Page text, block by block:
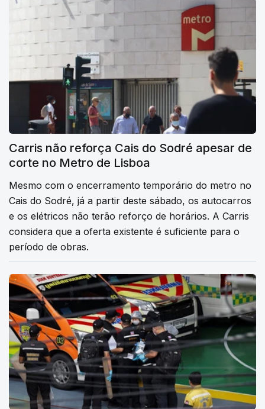
Carris não reforça Cais do Sodré apesar de
corte no Metro de Lisboa
Mesmo com o encerramento temporário do metro no
Cais do Sodré, já a partir deste sábado, os autocarros
e os elétricos não terão reforço de horários. A Carris
considera que a oferta existente é suficiente para o
período de obras.